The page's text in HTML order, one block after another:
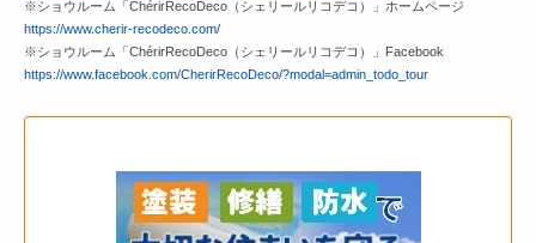
※ショウルーム「ChérirRecoDeco（シェリールリコデコ）」ホームページ
https://www.cherir-recodeco.com/
※ショウルーム「ChérirRecoDeco（シェリールリコデコ）」Facebook
https://www.facebook.com/CherirRecoDeco/?modal=admin_todo_tour